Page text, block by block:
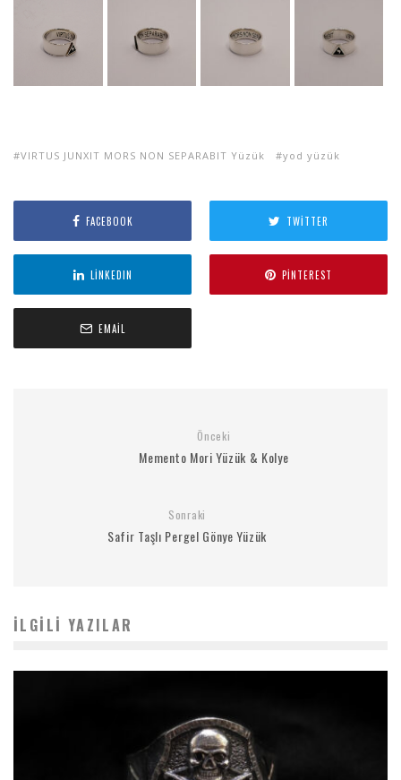
VIRTUS JUNXIT MORS NON SEPARABIT Yüzük yod yüzük
FACEBOOK TWITTER
LINKEDIN PINTEREST
EMAIL
Önceki
Memento Mori Yüzük & Kolye
Sonraki
Safir Taşlı Pergel Gönye Yüzük
İLGILI YAZILAR